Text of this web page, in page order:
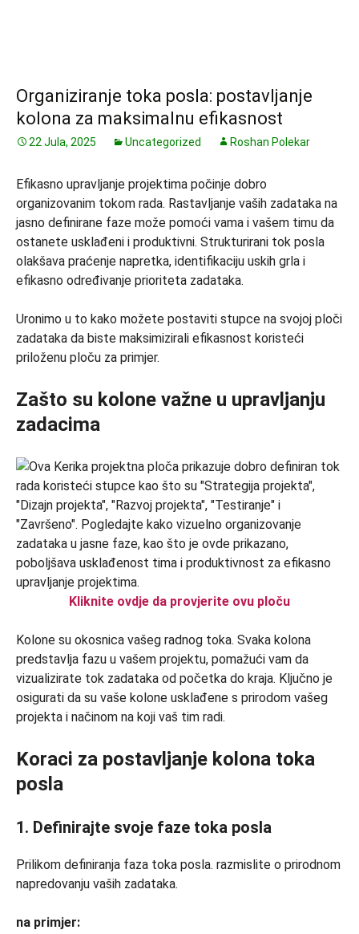
Organiziranje toka posla: postavljanje
kolona za maksimalnu efikasnost
22 Jula, 2025 Uncategorized Roshan Polekar
Efikasno upravljanje projektima počinje dobro
organizovanim tokom rada. Rastavljanje vaših zadataka na
jasno definirane faze može pomoći vama i vašem timu da
ostanete usklađeni i produktivni. Strukturirani tok posla
olakšava praćenje napretka, identifikaciju uskih grla i
efikasno određivanje prioriteta zadataka.
Uronimo u to kako možete postaviti stupce na svojoj ploči
zadataka da biste maksimizirali efikasnost koristeći
priloženu ploču za primjer.
Zašto su kolone važne u upravljanju
zadacima
Kliknite ovdje da provjerite ovu ploču
Kolone su okosnica vašeg radnog toka. Svaka kolona
predstavlja fazu u vašem projektu, pomažući vam da
vizualizirate tok zadataka od početka do kraja. Ključno je
osigurati da su vaše kolone usklađene s prirodom vašeg
projekta i načinom na koji vaš tim radi.
Koraci za postavljanje kolona toka
posla
1. Definirajte svoje faze toka posla
Prilikom definiranja faza toka posla. razmislite o prirodnom
napredovanju vaših zadataka.
na primjer: